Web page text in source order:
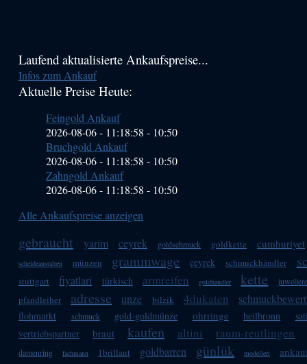
Haupt-
Sidebar
Laufend aktualisierte Ankaufspreise...
Infos zum Ankauf
Aktuelle Preise Heute:
Feingold Ankauf
2026-08-06 - 11:18:58 - 10:50
Bruchgold Ankauf
2026-08-06 - 11:18:58 - 10:50
Zahngold Ankauf
2026-08-06 - 11:18:58 - 10:50
Alle Ankaufspreise anzeigen
gebraucht yarim ceyrek goldschmuck goldkette cumhuriyet
scheideanstalten münzen grammwage çeyrek schmuckhändler
stuttgart fiyatlari türkisch armreifen goldhändler kette juweliere
pfandleiher adresse unze bilzik 4dukaten
flohmarkt schmuck gold-goldmünze ohrringe heilbronn
vertriebspartner
braut kaufen altini raum-reutlingen
damenring fachmann 1brillant goldbarren günlük modelleri